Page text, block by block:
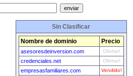
Sin Clasificar
Nombre de dominio Precio
asesoresdeinversion.com Ofertar!
credenciales.net Ofertar!
empresasfamiliares.com Vendido!